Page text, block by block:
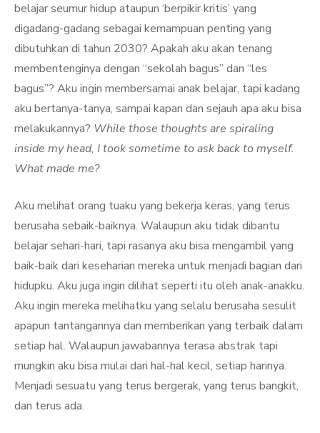
belajar seumur hidup ataupun ‘berpikir kritis’ yang
digadang-gadang sebagai kemampuan penting yang
dibutuhkan di tahun 2030? Apakah aku akan tenang
membentenginya dengan “sekolah bagus” dan “les
bagus”? Aku ingin membersamai anak belajar, tapi kadang
aku bertanya-tanya, sampai kapan dan sejauh apa aku bisa
melakukannya? While those thoughts are spiraling
inside my head, I took sometime to ask back to myself.
What made me?
Aku melihat orang tuaku yang bekerja keras, yang terus
berusaha sebaik-baiknya. Walaupun aku tidak dibantu
belajar sehari-hari, tapi rasanya aku bisa mengambil yang
baik-baik dari keseharian mereka untuk menjadi bagian dari
hidupku. Aku juga ingin dilihat seperti itu oleh anak-anakku.
Aku ingin mereka melihatku yang selalu berusaha sesulit
apapun tantangannya dan memberikan yang terbaik dalam
setiap hal. Walaupun jawabannya terasa abstrak tapi
mungkin aku bisa mulai dari hal-hal kecil, setiap harinya.
Menjadi sesuatu yang terus bergerak, yang terus bangkit,
dan terus ada.